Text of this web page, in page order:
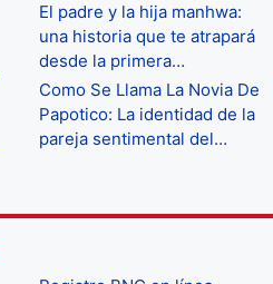
El padre y la hija manhwa:
una historia que te atrapará
desde la primera…
Como Se Llama La Novia De
Papotico: La identidad de la
pareja sentimental del…